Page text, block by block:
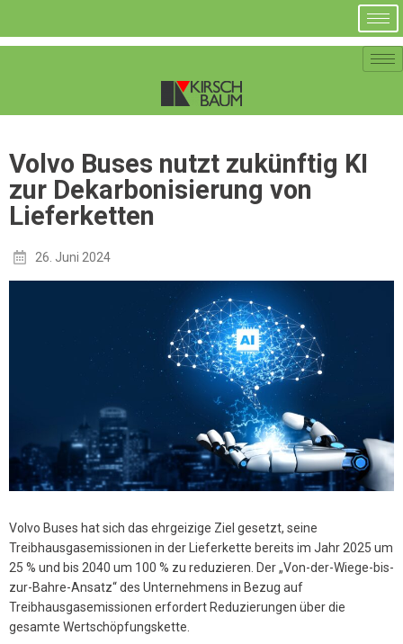
Volvo Buses nutzt zukünftig KI
zur Dekarbonisierung von
Lieferketten
26. Juni 2024
Volvo Buses hat sich das ehrgeizige Ziel gesetzt, seine
Treibhausgasemissionen in der Lieferkette bereits im Jahr 2025 um
25 % und bis 2040 um 100 % zu reduzieren. Der „Von-der-Wiege-bis-
zur-Bahre-Ansatz“ des Unternehmens in Bezug auf
Treibhausgasemissionen erfordert Reduzierungen über die
gesamte Wertschöpfungskette.